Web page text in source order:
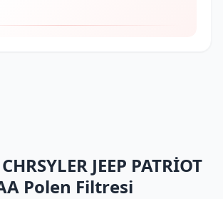
JEEP PATRİOT
Polen Filtresi